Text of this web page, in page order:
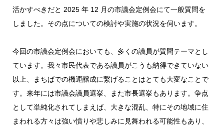
活かすべきだと 2025 年 12 月の市議会定例会にて一般質問を
しました。その点についての検討や実施の状況を伺います。
今回の市議会定例会においても、多くの議員が質問テーマとし
ています。我々市民代表である議員がこうも納得できていない
以上、まちばでの機運醸成に繋げることはとても大変なことで
す。来年には市議会議員選挙、また市長選挙もあります。争点
として単純化されてしまえば、大きな混乱、特にその地域に住
まわれる方々は強い憤りや悲しみに見舞われる可能性もあり、